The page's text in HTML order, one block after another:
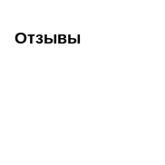
Отзывы